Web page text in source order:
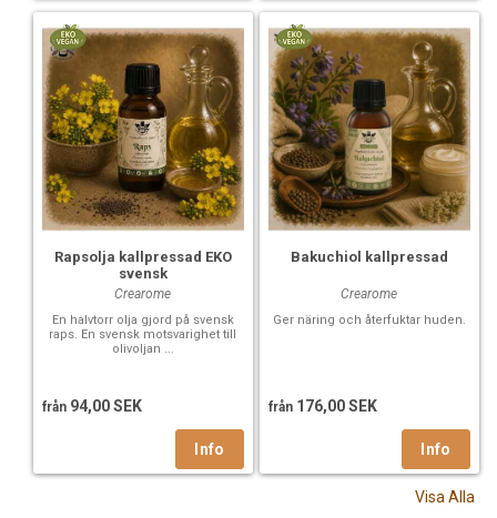
Rapsolja kallpressad EKO
svensk
Crearome
En halvtorr olja gjord på svensk
raps. En svensk motsvarighet till
olivoljan ...
från 94,00 SEK
Bakuchiol kallpressad
Crearome
Ger näring och återfuktar huden.
från 176,00 SEK
Visa Alla